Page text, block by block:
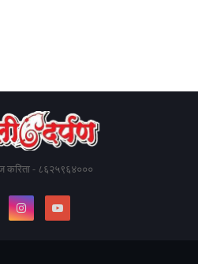
करिता - ८६२५९६४०००